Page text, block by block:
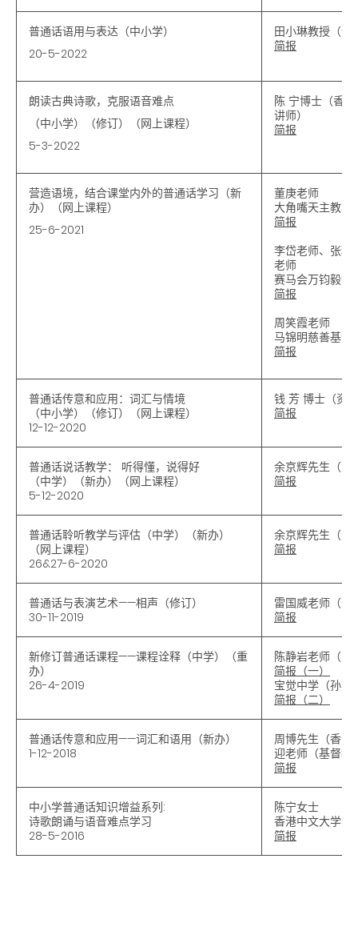
普通话语用与表达（中小学）
20-5-2022
田小琳教授（语
简报
朗读古典诗歌，克服语音难点
（中小学）（修订）（网上课程）
5-3-2022
陈 宁博士（香
讲师）
简报
营造语境，结合课堂内外的普通话学习（新
办）（网上课程）
25-6-2021
董庚老师
大角嘴天主教小
简报
李岱老师、张琳
老师
赛马会万钧毅智
简报
周笑霞老师
马锦明慈善基金
简报
普通话传意和应用：词汇与情境
（中小学）（修订）（网上课程）
12-12-2020
钱 芳 博士（资
简报
普通话说话教学： 听得懂，说得好
（中学）（新办）（网上课程）
5-12-2020
余京辉先生（资
简报
普通话聆听教学与评估（中学）（新办）
（网上课程）
26&27-6-2020
余京辉先生（资
简报
普通话与表演艺术——相声（修订）
30-11-2019
雷国威老师（仁
简报
新修订普通话课程——课程诠释（中学）（重
办）
26-4-2019
陈静岩老师（中
简报（一）
宝觉中学（孙艳
简报（二）
普通话传意和应用——词汇和语用（新办）
1-12-2018
周博先生（香港
迎老师（基督教
简报
中小学普通话知识增益系列:
诗歌朗诵与语音难点学习
28-5-2016
陈宁女士
香港中文大学中
简报